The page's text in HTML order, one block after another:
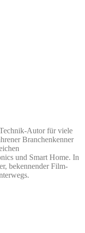
Autor für viele
Branchenkenner
und Smart Home. In
bekennender Film-